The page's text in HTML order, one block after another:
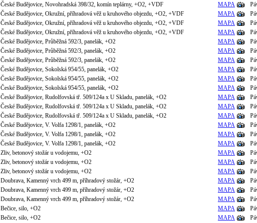
České Budějovice, Novohradská 398/32, komín teplárny, +O2, +VDF MAPA
České Budějovice, Okružní, příhradová věž u kruhového objezdu, +O2, +VDF MAPA
České Budějovice, Okružní, příhradová věž u kruhového objezdu, +O2, +VDF MAPA
České Budějovice, Okružní, příhradová věž u kruhového objezdu, +O2, +VDF MAPA
České Budějovice, Průběžná 592/3, panelák, +O2 MAPA
České Budějovice, Průběžná 592/3, panelák, +O2 MAPA
České Budějovice, Průběžná 592/3, panelák, +O2 MAPA
České Budějovice, Sokolská 954/55, panelák, +O2 MAPA
České Budějovice, Sokolská 954/55, panelák, +O2 MAPA
České Budějovice, Sokolská 954/55, panelák, +O2 MAPA
České Budějovice, Rudolfovská tř. 509/124a x U Skladu, panelák, +O2 MAPA
České Budějovice, Rudolfovská tř. 509/124a x U Skladu, panelák, +O2 MAPA
České Budějovice, Rudolfovská tř. 509/124a x U Skladu, panelák, +O2 MAPA
České Budějovice, V. Volfa 1298/1, panelák, +O2 MAPA
České Budějovice, V. Volfa 1298/1, panelák, +O2 MAPA
České Budějovice, V. Volfa 1298/1, panelák, +O2 MAPA
Zliv, betonový stožár u vodojemu, +O2 MAPA
Zliv, betonový stožár u vodojemu, +O2 MAPA
Zliv, betonový stožár u vodojemu, +O2 MAPA
Doubrava, Kamenný vrch 499 m, příhradový stožár, +O2 MAPA
Doubrava, Kamenný vrch 499 m, příhradový stožár, +O2 MAPA
Doubrava, Kamenný vrch 499 m, příhradový stožár, +O2 MAPA
Bečice, silo, +O2 MAPA
Bečice, silo, +O2 MAPA